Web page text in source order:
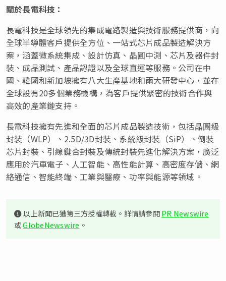
關於長電科技：
長電科技是全球領先的集成電路製造與技術服務提供商，向
全球半導體客戶提供全方位、一站式芯片成品製造解決方
案，涵蓋微系統集成、設計仿真、晶圓中測、芯片及器件封
裝、成品測試、產品認證以及全球直運等服務。公司在中
國、韓國和新加坡擁有八大生產基地和兩大研發中心，並在
全球設有20多個業務機構，為客戶提供緊密的技術合作與
高效的產業鏈支持。
長電科技擁有先進和全面的芯片成品製造技術，包括晶圓級
封裝（WLP）、2.5D/3D封裝、系統級封裝（SiP）、倒裝
芯片封裝、引線鍵合封裝及傳統封裝先進化解決方案，廣泛
應用於汽車電子、人工智能、高性能計算、高密度存儲、網
絡通信、智能終端、工業與醫療、功率與能源等領域。
以上新聞已獲第三方授權轉載。詳情請參閱PR Newswire
或GlobeNewswire 。